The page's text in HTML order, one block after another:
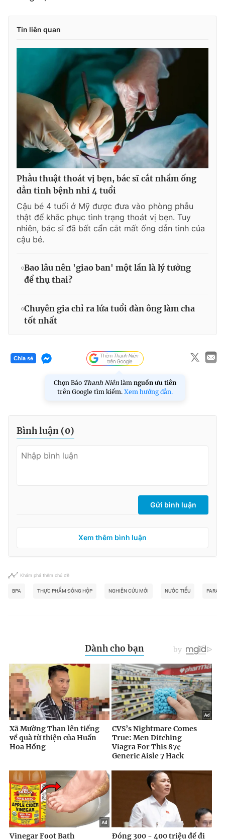
Tin liên quan
Phẫu thuật thoát vị bẹn, bác sĩ cắt nhầm ống
dẫn tinh bệnh nhi 4 tuổi
Cậu bé 4 tuổi ở Mỹ được đưa vào phòng phẫu
thật để khắc phục tình trạng thoát vị bẹn. Tuy
nhiên, bác sĩ đã bất cẩn cắt mất ống dẫn tinh của
cậu bé.
Bao lâu nên 'giao ban' một lần là lý tưởng
để thụ thai?
Chuyên gia chỉ ra lứa tuổi đàn ông làm cha
tốt nhất
Chia sẻ
Chọn Báo Thanh Niên làm nguồn ưu tiên
trên Google tìm kiếm. Xem hướng dẫn.
Bình luận (0)
Gửi bình luận
Xem thêm bình luận
Khám phá thêm chủ đề
BPA THỰC PHẨM ĐÓNG HỘP NGHIÊN CỨU MỚI NƯỚC TIỂU